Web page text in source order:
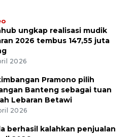
ungkap realisasi mudik
2026 tembus 147,55 juta
2026
Pramono pilih
Banteng sebagai tuan
Lebaran Betawi
2026
berhasil kalahkan penjualan